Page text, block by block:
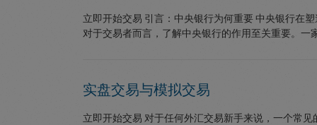
立即开始交易 引言：中央银行为何重要 中央银行在
对于交易者而言，了解中央银行的作用至关重要。
实盘交易与模拟交易
立即开始交易 对于任何外汇交易新手来说，一个常